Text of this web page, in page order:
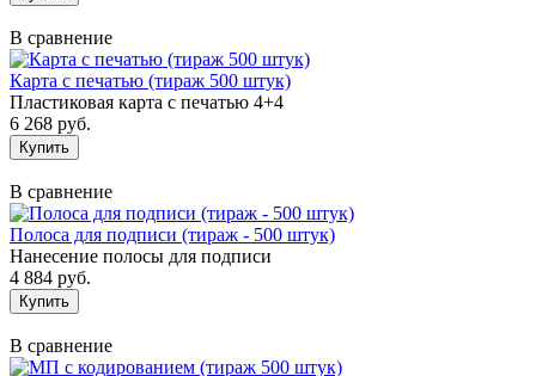
В сравнение
Карта с печатью (тираж 500 штук)
Пластиковая карта с печатью 4+4
6 268 руб.
В сравнение
Полоса для подписи (тираж - 500 штук)
Нанесение полосы для подписи
4 884 руб.
В сравнение